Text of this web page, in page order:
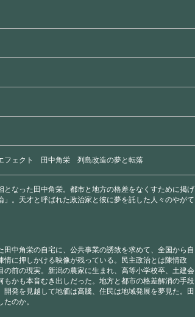
と
は
フェクト 田中角栄 列島改造の夢と転落
となった田中角栄。都市と地方の格差をなくすために掲げ
」。天才と呼ばれた政治家と彼に夢を託した人々のやがて
田中角栄の自宅に、公共事業の誘致を求めて、全国から自
情に押しかける映像が残っている。民主政治とは陳情政
の前の現実。新潟の農家に生まれ、高等小学校卒、土建会
もかも本音むき出しだった。地方と都市の格差解消の手段
開発を見越して地価は高騰、住民は地域発展を夢見た。田
のか。